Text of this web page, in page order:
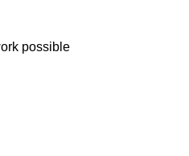
possible